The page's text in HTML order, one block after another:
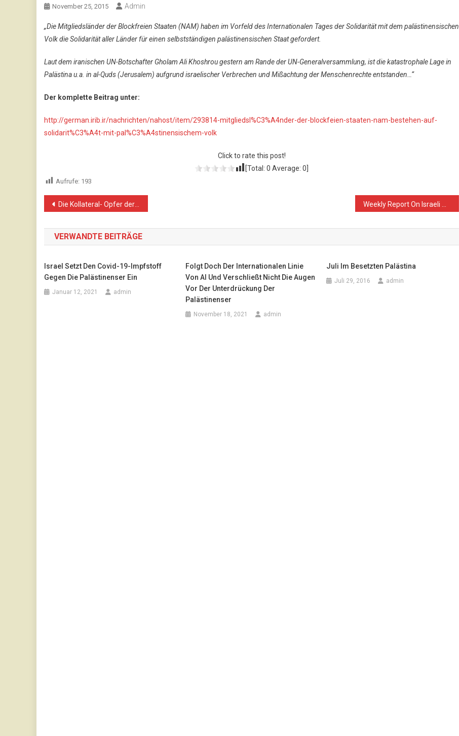
November 25, 2015 Admin
„Die Mitgliedsländer der Blockfreien Staaten (NAM) haben im Vorfeld des Internationalen Tages der Solidarität mit dem palästinensischen
Volk die Solidarität aller Länder für einen selbstständigen palästinensischen Staat gefordert.
Laut dem iranischen UN-Botschafter Gholam Ali Khoshrou gestern am Rande der UN-Generalversammlung, ist die katastrophale Lage in
Palästina u.a. in al-Quds (Jerusalem) aufgrund israelischer Verbrechen und Mißachtung der Menschenrechte entstanden…“
Der komplette Beitrag unter:
http://german.irib.ir/nachrichten/nahost/item/293814-mitgliedsl%C3%A4nder-der-blockfeien-staaten-nam-bestehen-auf-
solidarit%C3%A4t-mit-pal%C3%A4stinensischem-volk
Click to rate this post!
[Total: 0 Average: 0
Aufrufe: 193
Beitragsnavigation
Die Kollateral- Opfer der bombenden Leidkultur!
VERWANDTE BEITRÄGE
Israel Setzt Den Covid-19-Impfstoff
Gegen Die Palästinenser Ein
Januar 12, 2021 admin
Folgt Doch Der Internationalen Linie
Von AI Und Verschließt Nicht Die Augen
Vor Der Unterdrückung Der
Palästinenser
November 18, 2021 admin
Juli Im Besetzten Palästina
Juli 29, 2016 admin